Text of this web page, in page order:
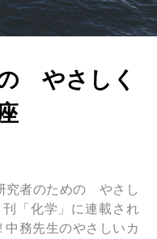
やさしく
究者のための やさし
「化学」に連載され
務先生のやさしいカ